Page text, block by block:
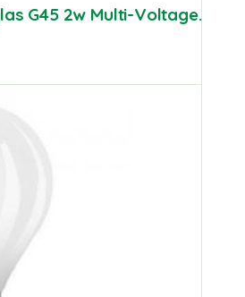
G45 2w Multi-Voltage.